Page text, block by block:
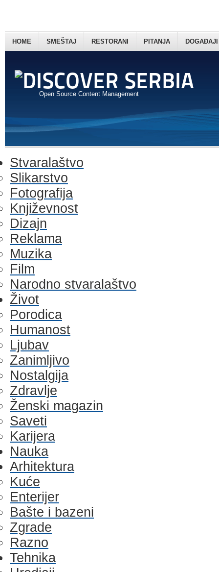
Open Source Content Management
HOME SMEŠTAJ RESTORANI PITANJA DOGAĐAJI
Stvaralaštvo
Slikarstvo
Fotografija
Književnost
Dizajn
Reklama
Muzika
Film
Narodno stvaralaštvo
Život
Porodica
Humanost
Ljubav
Zanimljivo
Nostalgija
Zdravlje
Ženski magazin
Saveti
Karijera
Nauka
Arhitektura
Kuće
Enterijer
Bašte i bazeni
Zgrade
Razno
Tehnika